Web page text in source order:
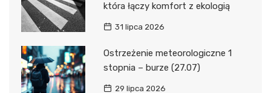
która łączy komfort z ekologią
31 lipca 2026
Ostrzeżenie meteorologiczne 1
stopnia – burze (27.07)
29 lipca 2026